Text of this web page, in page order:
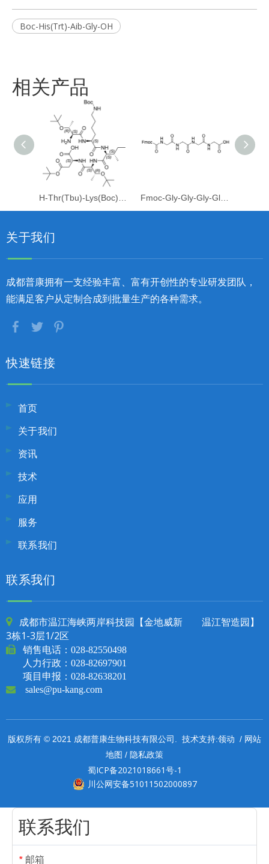
Boc-His(Trt)-Aib-Gly-OH
相关产品
关于我们
成都普康拥有一支经验丰富、富有开创性的专业研发团队，
能满足客户从定制合成到批量生产的各种需求。
快速链接
首页
关于我们
资讯
技术
应用
服务
联系我们
联系我们

成都市温江海峡两岸科技园【金地威新 温江智造园】
3栋1-3层1/2区
 销售电话： 028-82550498
人力行政：028-82697901
项目申报：028-82638201
 sales@pu-kang.com
版权所有 © 2021 成都普康生物科技有限公司. 技术支持:领动 / 网站
地图 / 隐私政策
蜀ICP备2021018661号-1
川公网安备51011502000897
联系我们
* 邮箱